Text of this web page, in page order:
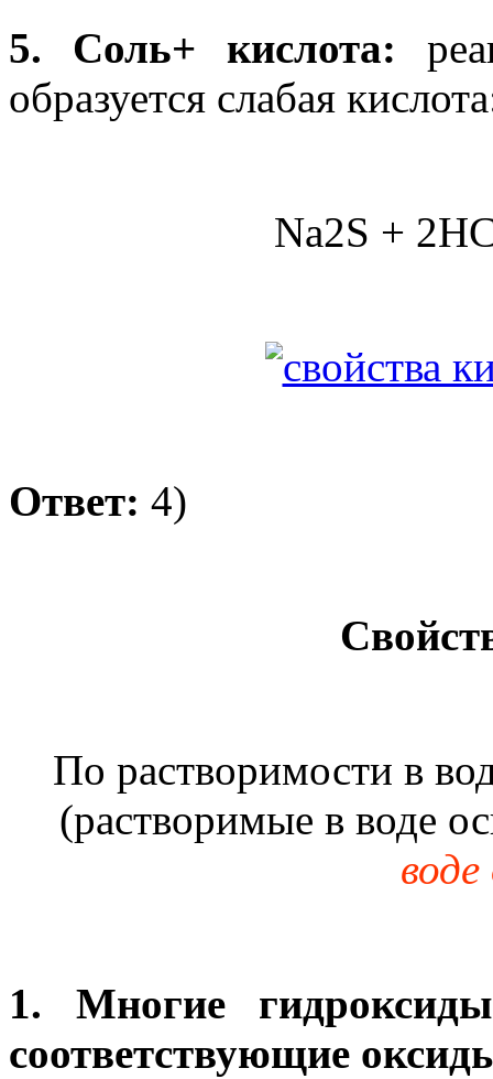
5. Соль+ кислота:
образуется слабая
Na2S +
Ответ: 4)
По растворимости в
(растворимые в воде
1. Многие
соответствующие